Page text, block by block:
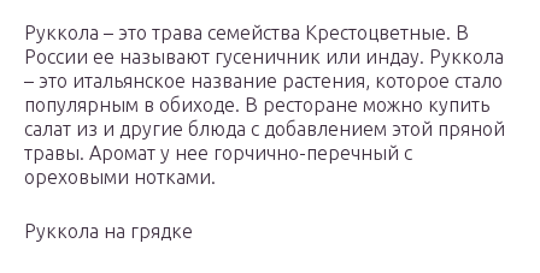
Руккола – это трава семейства Крестоцветные. В
России ее называют гусеничник или индау. Руккола
– это итальянское название растения, которое стало
популярным в обиходе. В ресторане можно купить
салат из и другие блюда с добавлением этой пряной
травы. Аромат у нее горчично-перечный с
ореховыми нотками.
Руккола на грядке